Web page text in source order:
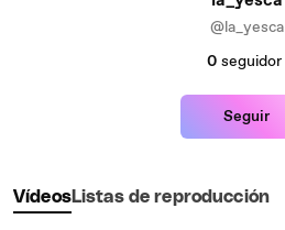
@la_yesca
0 seguidor
Seguir
VídeosListas de reproducción